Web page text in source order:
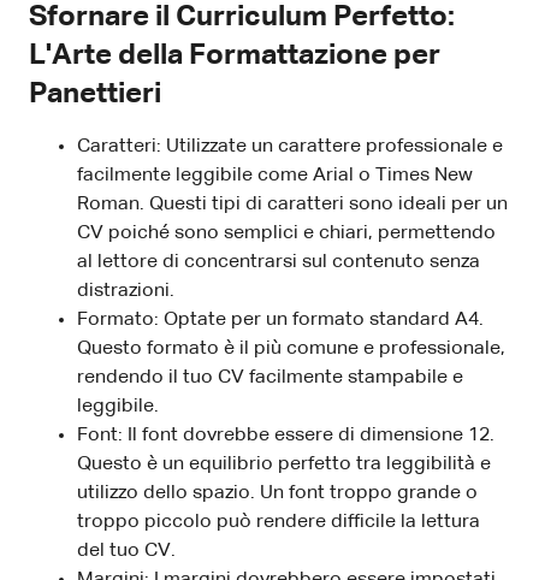
Sfornare il Curriculum Perfetto:
L'Arte della Formattazione per
Panettieri
Caratteri: Utilizzate un carattere professionale e
facilmente leggibile come Arial o Times New
Roman. Questi tipi di caratteri sono ideali per un
CV poiché sono semplici e chiari, permettendo
al lettore di concentrarsi sul contenuto senza
distrazioni.
Formato: Optate per un formato standard A4.
Questo formato è il più comune e professionale,
rendendo il tuo CV facilmente stampabile e
leggibile.
Font: Il font dovrebbe essere di dimensione 12.
Questo è un equilibrio perfetto tra leggibilità e
utilizzo dello spazio. Un font troppo grande o
troppo piccolo può rendere difficile la lettura
del tuo CV.